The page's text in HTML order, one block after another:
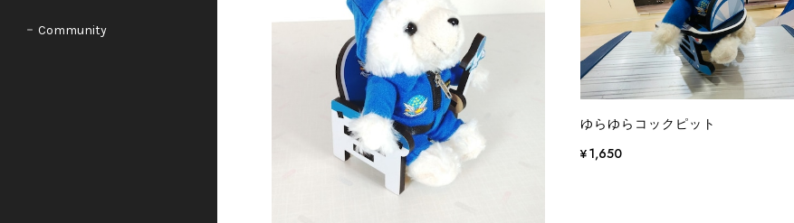
Community
ゆらゆらコックピット
¥1,650